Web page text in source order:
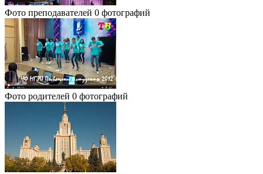
Фото преподавателей 0 фотографий
Фото родителей 0 фотографий